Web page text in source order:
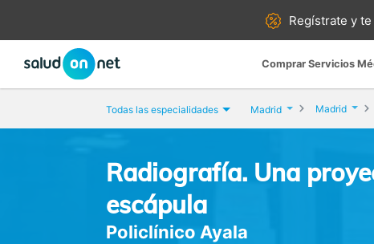
Regístrate yte
Comprar Servicios
Todas las especialidades Madrid Madrid
Radiografía. Una
escápula
Policlínico Ayala